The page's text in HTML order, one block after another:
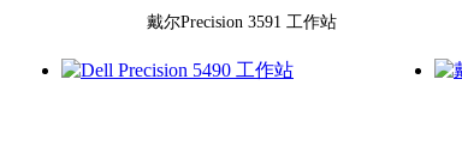
戴尔Precision 3591 工作站